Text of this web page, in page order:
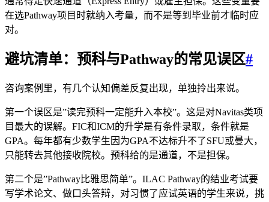
在选Pathway项目时就纳入考量，而不是等到毕业前才临时应
对。
避坑清单：预科与Pathway的常见误区#
咨询案例里，有几个认知偏差反复出现，单独拎出来说。
第一个误区是”读完预科一定能升入本校”。这是对Navitas类项
目最大的误解。FIC和ICM的升学是有条件录取，条件就是
GPA。每年都有少数学生因为GPA不达标升不了SFU或曼大，
只能转去其他接收院校。预科给的是通道，不是担保。
第二个是”Pathway比雅思简单”。ILAC Pathway的结业考试要
写学术论文、做口头答辩，对习惯了应试英语的学生来说，挑